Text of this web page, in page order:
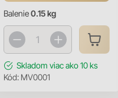
Balenie0.15 kg
Skladom viac ako 10 ks
Kód: MV0001